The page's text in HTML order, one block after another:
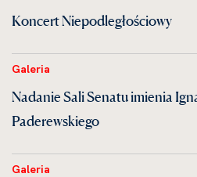
Koncert Niepodległościowy
Galeria
Nadanie Sali Senatu imienia
Paderewskiego
Galeria